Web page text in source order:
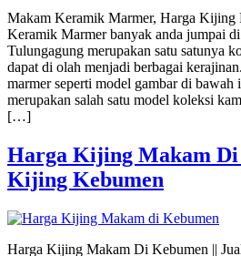
Makam Keramik Marmer, Harga Kijing
Keramik Marmer banyak anda jumpai
Tulungagung merupakan satu satunya
dapat di olah menjadi berbagai
marmer seperti model gambar di
merupakan salah satu model koleksi
[…]
Harga Kijing Makam Di
Kijing Kebumen
Harga Kijing Makam Di Kebumen ||